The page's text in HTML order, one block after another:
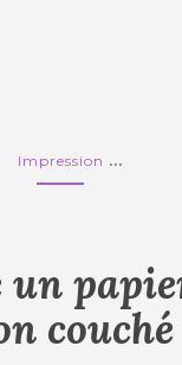
Impression ...
couché